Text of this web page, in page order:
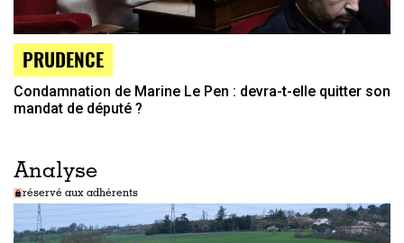
PRUDENCE
Condamnation de Marine Le Pen : devra-t-elle quitter son
mandat de député ?
Analyse
réservé aux adhérents